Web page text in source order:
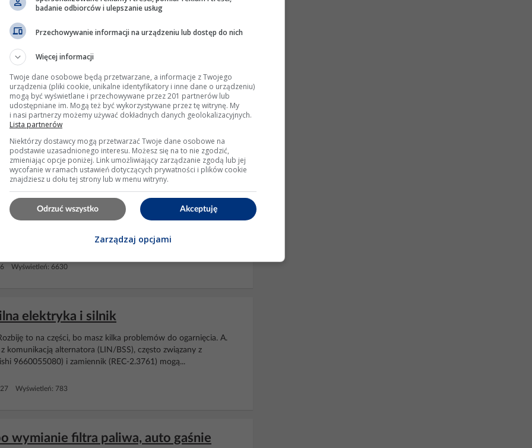
11 Wyświetleń: 8388
błąd P0191
jego obwód wysyła błędne odczyty, stanu ciśnienia paliwa.
czujnik
ciśnienia
paliwa - wadliwy obwód lub złącze
łatwo można było sprawdzić miernikiem...
Wyświetleń: 17847
brak mocy, turbo nie działa
Kiedy ECU wykryje niższe doładowanie niż to, które jest
blokada wlotu powietrza. Nieszczelność rury doładowania.
działający regulatorciśnienia turbo...
6 Wyświetleń: 6630
elektryka i silnik
to na części, bo masz kilka problemów do ogarnięcia. A.
komunikacją alternatora (LIN/BSS), często związany z
9660055080) i zamiennik (REC-2.3761) mogą...
Wyświetleń: 783
wymianie filtra paliwa, auto gaśnie
badanie odbiorców i ulepszanie usług
Przechowywanie informacji na urządzeniu lub dostęp do nich
Więcej informacji
Twoje dane osobowe będą przetwarzane, a informacje z Twojego
urządzenia (pliki cookie, unikalne identyfikatory i inne dane o urządzeniu)
mogą być wyświetlane i przechowywane przez 201 partnerów lub
udostępniane im. Mogą też być wykorzystywane przez tę witrynę. My
i nasi partnerzy możemy używać dokładnych danych geolokalizacyjnych.
Lista partnerów
Niektórzy dostawcy mogą przetwarzać Twoje dane osobowe na
podstawie uzasadnionego interesu. Możesz się na to nie zgodzić,
zmieniając opcje poniżej. Link umożliwiający zarządzanie zgodą lub jej
wycofanie w ramach ustawień dotyczących prywatności i plików cookie
znajdziesz u dołu tej strony lub w menu witryny.
Akceptuję
Odrzuć wszystko
Zarządzaj opcjami